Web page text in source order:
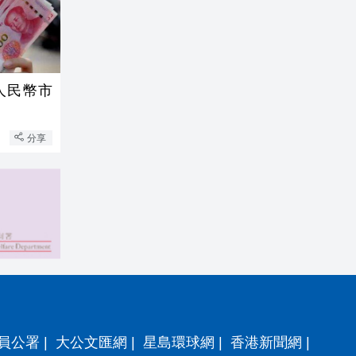
民幣市
分享
公署 | 大公文匯網 | 星島環球網 | 香港新聞網 |